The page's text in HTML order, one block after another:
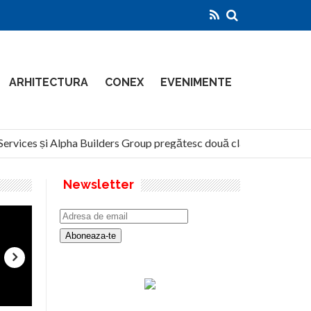
ARHITECTURA CONEX EVENIMENTE
și Alpha Builders Group pregătesc două clădiri de 14 etaje
Newsletter